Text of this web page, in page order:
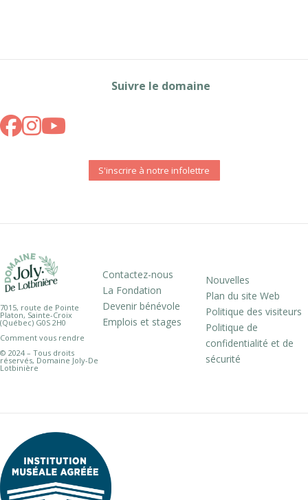
Suivre le domaine
S'inscrire à notre infolettre
7015, route de Pointe
Platon, Sainte-Croix
(Québec) G0S 2H0
Comment vous rendre
© 2024 – Tous droits
réservés, Domaine Joly-De
Lotbinière
Contactez-nous
La Fondation
Devenir bénévole
Emplois et stages
Nouvelles
Plan du site Web
Politique des visiteurs
Politique de
confidentialité et de
sécurité